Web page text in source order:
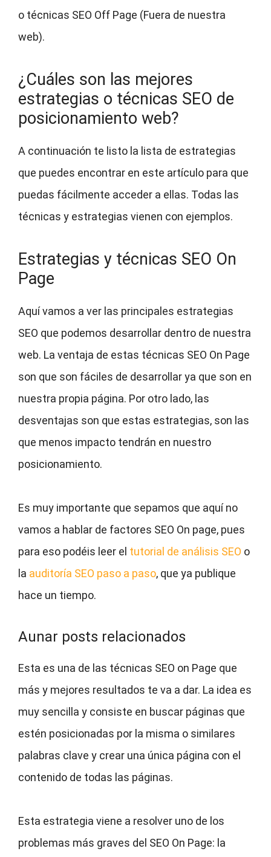
o técnicas SEO Off Page (Fuera de nuestra
web).
¿Cuáles son las mejores
estrategias o técnicas SEO de
posicionamiento web?
A continuación te listo la lista de estrategias
que puedes encontrar en este artículo para que
puedas fácilmente acceder a ellas. Todas las
técnicas y estrategias vienen con ejemplos.
Estrategias y técnicas SEO On
Page
Aquí vamos a ver las principales estrategias
SEO que podemos desarrollar dentro de nuestra
web. La ventaja de estas técnicas SEO On Page
son que son fáciles de desarrollar ya que son en
nuestra propia página. Por otro lado, las
desventajas son que estas estrategias, son las
que menos impacto tendrán en nuestro
posicionamiento.
Es muy importante que sepamos que aquí no
vamos a hablar de factores SEO On page, pues
para eso podéis leer el tutorial de análisis SEO o
la auditoría SEO paso a paso, que ya publique
hace un tiempo.
Aunar posts relacionados
Esta es una de las técnicas SEO on Page que
más y mejores resultados te va a dar. La idea es
muy sencilla y consiste en buscar páginas que
estén posicionadas por la misma o similares
palabras clave y crear una única página con el
contenido de todas las páginas.
Esta estrategia viene a resolver uno de los
problemas más graves del SEO On Page: la